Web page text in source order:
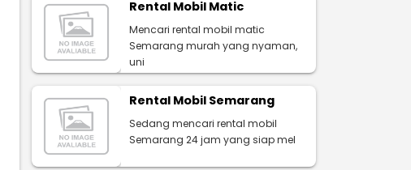
Rental Mobil Matic
Mencari rental mobil matic
Semarang murah yang nyaman,
uni
Rental Mobil Semarang
Sedang mencari rental mobil
Semarang 24 jam yang siap mel